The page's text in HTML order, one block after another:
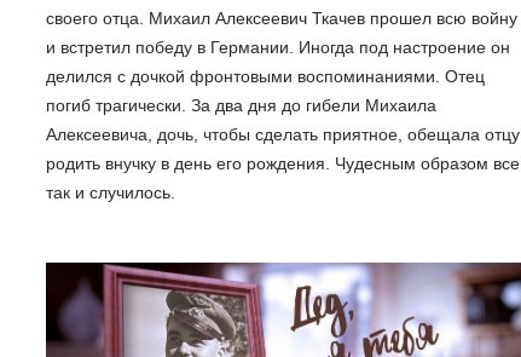
своего отца. Михаил Алексеевич Ткачев прошел всю войну
и встретил победу в Германии. Иногда под настроение он
делился с дочкой фронтовыми воспоминаниями. Отец
погиб трагически. За два дня до гибели Михаила
Алексеевича, дочь, чтобы сделать приятное, обещала отцу
родить внучку в день его рождения. Чудесным образом все
так и случилось.